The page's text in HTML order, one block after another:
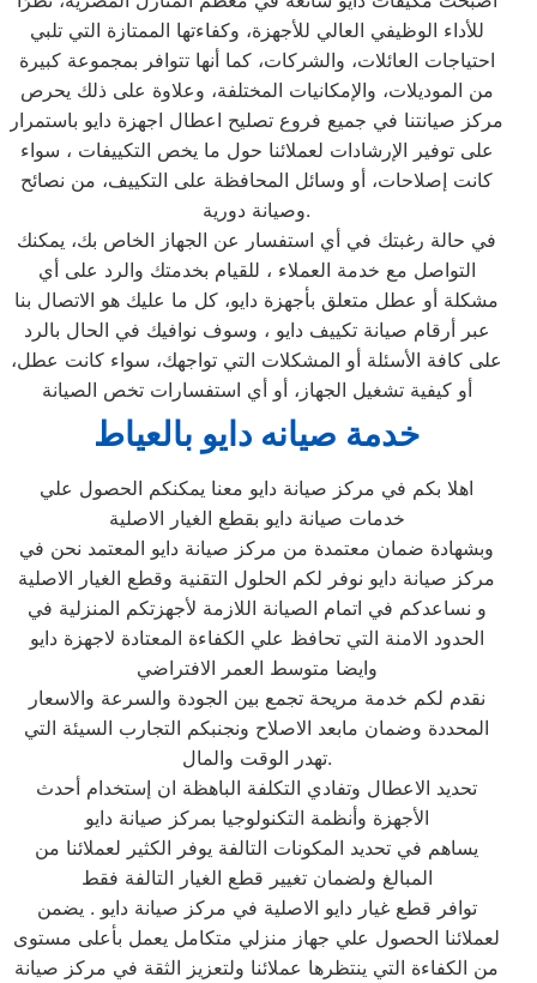
للأداء الوظيفي العالي للأجهزة، وكفاءتها الممتازة التي تلبي
احتياجات العائلات، والشركات، كما أنها تتوافر بمجموعة كبيرة
من الموديلات، والإمكانيات المختلفة، وعلاوة على ذلك يحرص
مركز صيانتنا في جميع فروع تصليح اعطال اجهزة دايو باستمرار
على توفير الإرشادات لعملائنا حول ما يخص التكييفات ، سواء
كانت إصلاحات، أو وسائل المحافظة على التكييف، من نصائح
وصيانة دورية.
في حالة رغبتك في أي استفسار عن الجهاز الخاص بك، يمكنك
التواصل مع خدمة العملاء ، للقيام بخدمتك والرد على أي
مشكلة أو عطل متعلق بأجهزة دايو، كل ما عليك هو الاتصال بنا
عبر أرقام صيانة تكييف دايو ، وسوف نوافيك في الحال بالرد
على كافة الأسئلة أو المشكلات التي تواجهك، سواء كانت عطل،
أو كيفية تشغيل الجهاز، أو أي استفسارات تخص الصيانة
خدمة صيانه دايو بالعياط
اهلا بكم في مركز صيانة دايو معنا يمكنكم الحصول علي
خدمات صيانة دايو بقطع الغيار الاصلية
وبشهادة ضمان معتمدة من مركز صيانة دايو المعتمد نحن في
مركز صيانة دايو نوفر لكم الحلول التقنية وقطع الغيار الاصلية
و نساعدكم في اتمام الصيانة اللازمة لأجهزتكم المنزلية في
الحدود الامنة التي تحافظ علي الكفاءة المعتادة لاجهزة دايو
وايضا متوسط العمر الافتراضي
نقدم لكم خدمة مريحة تجمع بين الجودة والسرعة والاسعار
المحددة وضمان مابعد الاصلاح ونجنبكم التجارب السيئة التي
تهدر الوقت والمال.
تحديد الاعطال وتفادي التكلفة الباهظة ان إستخدام أحدث
الأجهزة وأنظمة التكنولوجيا بمركز صيانة دايو
يساهم في تحديد المكونات التالفة يوفر الكثير لعملائنا من
المبالغ ولضمان تغيير قطع الغيار التالفة فقط
توافر قطع غيار دايو الاصلية في مركز صيانة دايو . يضمن
لعملائنا الحصول علي جهاز منزلي متكامل يعمل بأعلى مستوى
من الكفاءة التي ينتظرها عملائنا ولتعزيز الثقة في مركز صيانة